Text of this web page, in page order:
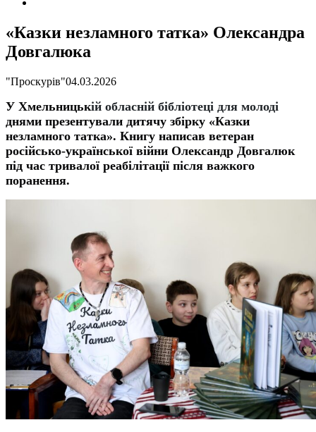
«Казки незламного татка» Олександра
Довгалюка
"Проскурів"04.03.2026
У Хмельницькій обласній бібліотеці для молоді
днями презентували дитячу збірку «Казки
незламного татка». Книгу написав ветеран
російсько-української війни Олександр Довгалюк
під час тривалої реабілітації після важкого
поранення.